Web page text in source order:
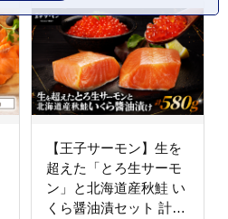
【王子サーモン】生を
超えた「とろ生サーモ
ン」と北海道産秋鮭 い
くら醤油漬セット 計